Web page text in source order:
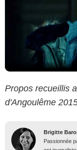
Propos recueillis
d'Angoulême
Brigitte
Passionnée